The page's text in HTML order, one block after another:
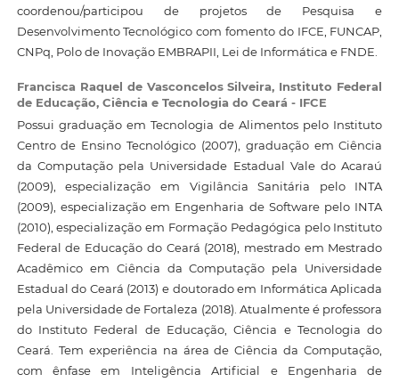
coordenou/participou de projetos de Pesquisa e
Desenvolvimento Tecnológico com fomento do IFCE, FUNCAP,
CNPq, Polo de Inovação EMBRAPII, Lei de Informática e FNDE.
Francisca Raquel de Vasconcelos Silveira, Instituto Federal
de Educação, Ciência e Tecnologia do Ceará - IFCE
Possui graduação em Tecnologia de Alimentos pelo Instituto
Centro de Ensino Tecnológico (2007), graduação em Ciência
da Computação pela Universidade Estadual Vale do Acaraú
(2009), especialização em Vigilância Sanitária pelo INTA
(2009), especialização em Engenharia de Software pelo INTA
(2010), especialização em Formação Pedagógica pelo Instituto
Federal de Educação do Ceará (2018), mestrado em Mestrado
Acadêmico em Ciência da Computação pela Universidade
Estadual do Ceará (2013) e doutorado em Informática Aplicada
pela Universidade de Fortaleza (2018). Atualmente é professora
do Instituto Federal de Educação, Ciência e Tecnologia do
Ceará. Tem experiência na área de Ciência da Computação,
com ênfase em Inteligência Artificial e Engenharia de